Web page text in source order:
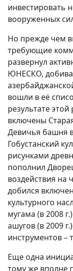
инвестировать
вооруженных
Но прежде чем
требующие
развернул
ЮНЕСКО,
вошли в её
результате
включены
Девичья башня в
Гобустанский
рисунками
пополнил
воздействия на
добился
культурного
мугама (в 2008
ашугов (в 2009
инструментов –
Еще одна
тому же вполне